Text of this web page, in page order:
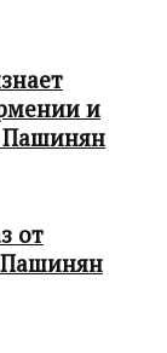
и
Пашинян
от
Пашинян